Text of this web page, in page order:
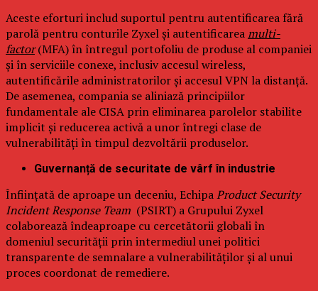
Aceste eforturi includ suportul pentru autentificarea fără
parolă pentru conturile Zyxel și autentificareamulti-
factor(MFA) în întregul portofoliu de produse al companiei
și în serviciile conexe, inclusiv accesul wireless,
autentificările administratorilor și accesul VPN la distanță.
De asemenea, compania se aliniază principiilor
fundamentale ale CISA prin eliminarea parolelor stabilite
implicit și reducerea activă a unor întregi clase de
vulnerabilități în timpul dezvoltării produselor.
Guvernanță de securitate de vârf în industrie
Înființată de aproape un deceniu, EchipaProduct Security
Incident Response Team (PSIRT) a Grupului Zyxel
colaborează îndeaproape cu cercetătorii globali în
domeniul securității prin intermediul unei politici
transparente de semnalare a vulnerabilităților și al unui
proces coordonat de remediere.